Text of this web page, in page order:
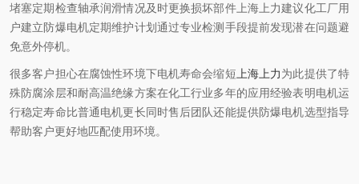
堵塞定期检查轴承润滑情况及时更换损坏部件上海上力建议化工厂用
户建立防爆电机定期维护计划通过专业检测手段提前发现潜在问题避
免意外停机。
很多客户担心在腐蚀性环境下电机寿命会缩短 上海上力为此提供了特
殊防腐涂层和耐高温绝缘方案在化工行业多年的应用经验表明电机运
行稳定寿命比普通电机更长同时售后团队还能提供防爆电机选型指导
帮助客户更好地匹配使用环境。